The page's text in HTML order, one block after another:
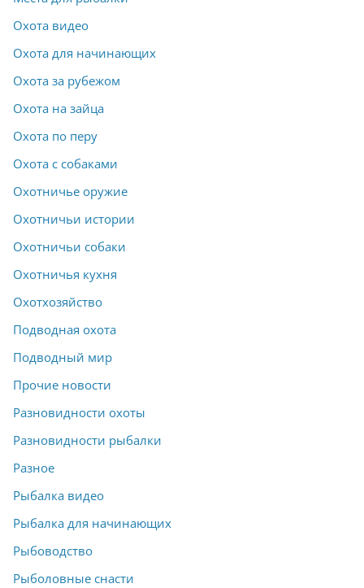
Охота видео
Охота для начинающих
Охота за рубежом
Охота на зайца
Охота по перу
Охота с собаками
Охотничье оружие
Охотничьи истории
Охотничьи собаки
Охотничья кухня
Охотхозяйство
Подводная охота
Подводный мир
Прочие новости
Разновидности охоты
Разновидности рыбалки
Разное
Рыбалка видео
Рыбалка для начинающих
Рыбоводство
Рыболовные снасти